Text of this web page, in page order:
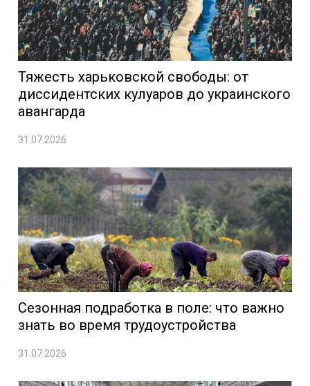
Тяжесть харьковской свободы: от
диссидентских кулуаров до украинского
авангарда
31.07.2026
Сезонная подработка в поле: что важно
знать во время трудоустройства
31.07.2026